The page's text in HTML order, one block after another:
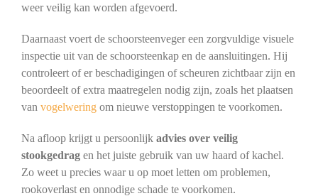
weer veilig kan worden afgevoerd.
Daarnaast voert de schoorsteenveger een zorgvuldige visuele
inspectie uit van de schoorsteenkap en de aansluitingen. Hij
controleert of er beschadigingen of scheuren zichtbaar zijn en
beoordeelt of extra maatregelen nodig zijn, zoals het plaatsen
van vogelweringom nieuwe verstoppingen te voorkomen.
Na afloop krijgt u persoonlijk advies over veilig
stookgedragen het juiste gebruik van uw haard of kachel.
Zo weet u precies waar u op moet letten om problemen,
rookoverlast en onnodige schade te voorkomen.